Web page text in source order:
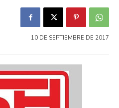
10 DE SEPTIEMBRE DE 2017